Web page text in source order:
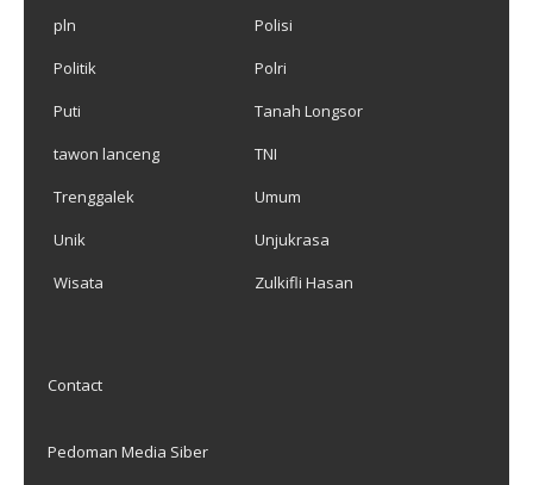
pln
Polisi
Politik
Polri
Puti
Tanah Longsor
tawon lanceng
TNI
Trenggalek
Umum
Unik
Unjukrasa
Wisata
Zulkifli Hasan
Contact
Pedoman Media Siber